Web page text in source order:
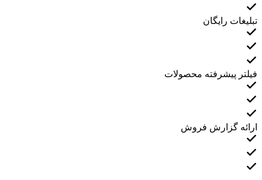
تبلیغات رایگان
فیلتر پیشرفته محصولات
ارائه گزارش فروش